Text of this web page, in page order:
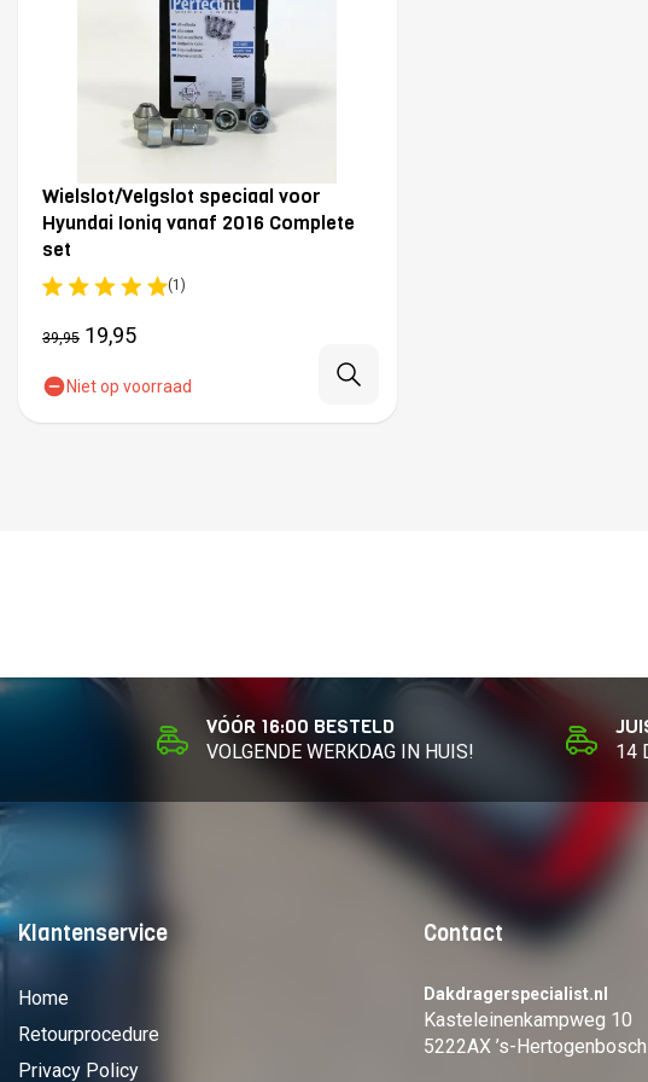
Wielslot/Velgslot speciaal voor
Hyundai Ioniq vanaf 2016 Complete
set
(1)
39,95 19,95
Niet op voorraad
VÓÓR 16:00 BESTELD
VOLGENDE WERKDAG IN HUIS! 14
Klantenservice
Home
Retourprocedure
Privacy Policy
Contact
Dakdragerspecialist.nl
Kasteleinenkampweg 10
5222AX ’s-Hertogenbosch